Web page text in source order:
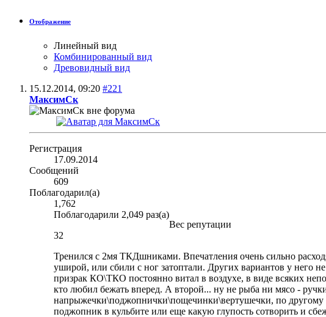
Отображение
Линейный вид
Комбинированный вид
Древовидный вид
15.12.2014, 09:20 #221
МаксимСк
Регистрация
17.09.2014
Сообщений
609
Поблагодарил(а)
1,762
Поблагодарили 2,049 раз(а)
Вес репутации
32
Тренился с 2мя ТКДшниками. Впечатления очень сильно
уширой, или сбили с ног затоптали. Других вариантов у него
призрак КО\ТКО постоянно витал в воздухе, в виде всяких
кто любил бежать вперед. А второй... ну не рыба ни мясо -
напрыжечки\поджопнички\пощечинки\вертушечки, по
поджопник в кульбите или еще какую глупость сотворить и